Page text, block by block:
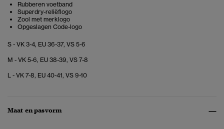
Rubberen voetband
Superdry-reliëflogo
Zool met merklogo
Opgeslagen Code-logo
S - VK 3-4, EU 36-37, VS 5-6
M - VK 5-6, EU 38-39, VS 7-8
L - VK 7-8, EU 40-41, VS 9-10
Maat en pasvorm